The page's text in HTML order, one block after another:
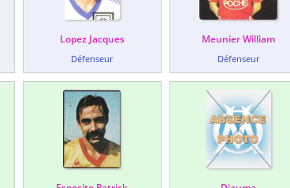
Lopez Jacques
Défenseur
Meunier William
Défenseur